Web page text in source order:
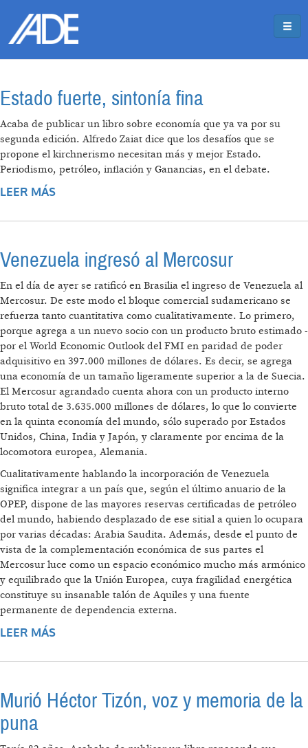
Estado fuerte, sintonía fina
Acaba de publicar un libro sobre economía que ya va por su
segunda edición. Alfredo Zaiat dice que los desafíos que se
propone el kirchnerismo necesitan más y mejor Estado.
Periodismo, petróleo, inflación y Ganancias, en el debate.
LEER MÁS
Venezuela ingresó al Mercosur
En el día de ayer se ratificó en Brasilia el ingreso de Venezuela al
Mercosur. De este modo el bloque comercial sudamericano se
refuerza tanto cuantitativa como cualitativamente. Lo primero,
porque agrega a un nuevo socio con un producto bruto estimado -
por el World Economic Outlook del FMI en paridad de poder
adquisitivo en 397.000 millones de dólares. Es decir, se agrega
una economía de un tamaño ligeramente superior a la de Suecia.
El Mercosur agrandado cuenta ahora con un producto interno
bruto total de 3.635.000 millones de dólares, lo que lo convierte
en la quinta economía del mundo, sólo superado por Estados
Unidos, China, India y Japón, y claramente por encima de la
locomotora europea, Alemania.
Cualitativamente hablando la incorporación de Venezuela
significa integrar a un país que, según el último anuario de la
OPEP, dispone de las mayores reservas certificadas de petróleo
del mundo, habiendo desplazado de ese sitial a quien lo ocupara
por varias décadas: Arabia Saudita. Además, desde el punto de
vista de la complementación económica de sus partes el
Mercosur luce como un espacio económico mucho más armónico
y equilibrado que la Unión Europea, cuya fragilidad energética
constituye su insanable talón de Aquiles y una fuente
permanente de dependencia externa.
LEER MÁS
Murió Héctor Tizón, voz y memoria de la
puna